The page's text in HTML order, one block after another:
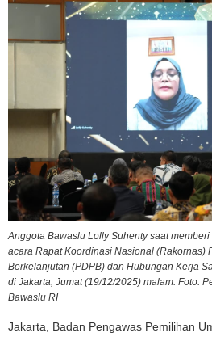
Anggota Bawaslu Lolly Suhenty saat
acara Rapat Koordinasi Nasional (Rakornas)
Berkelanjutan (PDPB) dan Hubungan Kerja
di Jakarta, Jumat (19/12/2025) malam. Foto:
Bawaslu RI
Jakarta, Badan Pengawas Pemilihan